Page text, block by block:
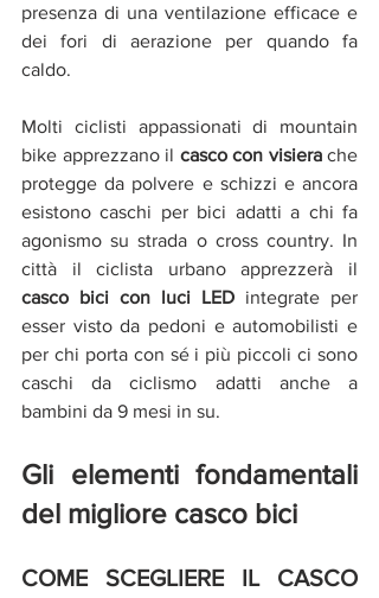
presenza di una ventilazione efficace e
dei fori di aerazione per quando fa
caldo.
Molti ciclisti appassionati di mountain
bike apprezzano il casco con visiera che
protegge da polvere e schizzi e ancora
esistono caschi per bici adatti a chi fa
agonismo su strada o cross country. In
casco bici con luci LED integrate per
esser visto da pedoni e automobilisti e
per chi porta con sé i più piccoli ci sono
caschi da ciclismo adatti anche a
bambini da 9 mesi in su.
Gli elementi fondamentali
del migliore casco bici
COME SCEGLIERE IL CASCO